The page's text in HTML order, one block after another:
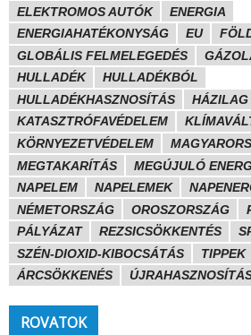
ELEKTROMOS AUTÓK
ENERGIA
ENERGIAHATÉKONYSÁG
EU
GLOBÁLIS FELMELEGEDÉS
HULLADÉK
HULLADÉKBÓL
HULLADÉKHASZNOSÍTÁS
HÁZILAG
KATASZTRÓFAVÉDELEM
KÖRNYEZETVÉDELEM
MEGTAKARÍTÁS
MEGÚJULÓ
NAPELEM
NAPELEMEK
NÉMETORSZÁG
OROSZORSZÁG
PÁLYÁZAT
REZSICSÖKKENTÉS
SZÉN-DIOXID-KIBOCSÁTÁS
TIPPEK
ÁRCSÖKKENÉS
ROVATOK